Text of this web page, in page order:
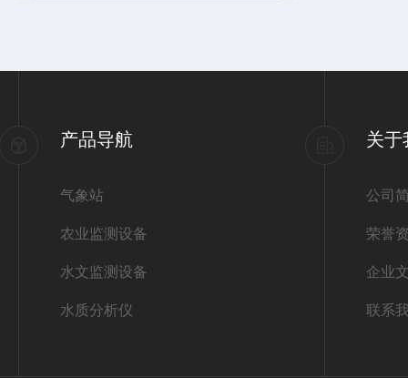
产品导航
气象站
农业监测设备
水文监测设备
水质分析仪
关于
公司
荣誉
企业
联系